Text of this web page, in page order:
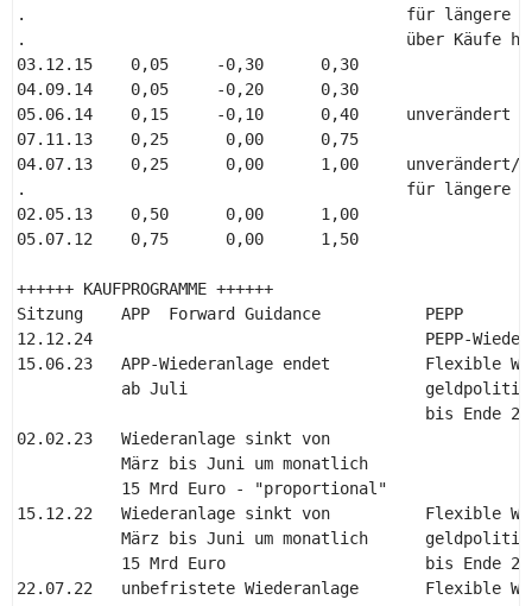
.                                        für längere
.                                        über Käufe
03.12.15    0,05     -0,30      0,30
04.09.14    0,05     -0,20      0,30
05.06.14    0,15     -0,10      0,40     unverändert
07.11.13    0,25      0,00      0,75
04.07.13    0,25      0,00      1,00     unverändert/
.                                        für längere
02.05.13    0,50      0,00      1,00
05.07.12    0,75      0,00      1,50
++++++ KAUFPROGRAMME ++++++
Sitzung    APP  Forward Guidance           PEPP
12.12.24                                   PEPP-
15.06.23   APP-Wiederanlage endet          Flexible
ab Juli
bis Ende
02.02.23   Wiederanlage sinkt von
           März bis Juni um monatlich
           15 Mrd Euro - "proportional"
15.12.22   Wiederanlage sinkt von          Flexible
März bis Juni um monatlich
15 Mrd Euro                     bis Ende
22.07.22   unbefristete Wiederanlage       Flexible